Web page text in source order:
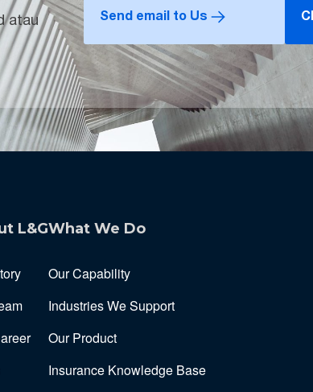
atau
Send email to Us
L&GWhat We Do
Our Capability
Industries We Support
Our Product
Insurance Knowledge Base